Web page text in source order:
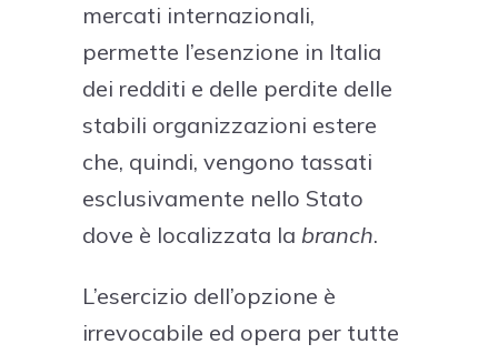
mercati internazionali,
permette l’esenzione in Italia
dei redditi e delle perdite delle
stabili organizzazioni estere
che, quindi, vengono tassati
esclusivamente nello Stato
dove è localizzata la branch.
L’esercizio dell’opzione è
irrevocabile ed opera per tutte